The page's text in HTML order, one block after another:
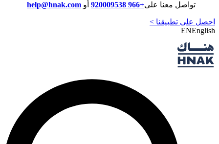
تواصل معنا على+966 920009538 أو help@hnak.com
احصل على تطبيقنا >
ENEnglish